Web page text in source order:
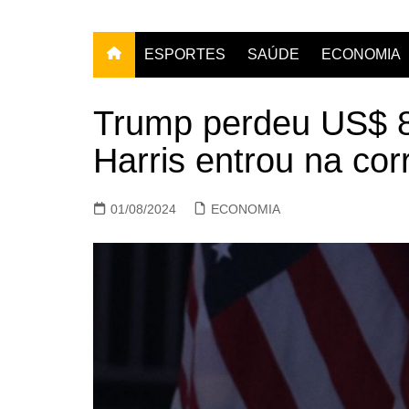
ESPORTES SAÚDE ECONOMIA
Trump perdeu US$
Harris entrou na
01/08/2024 ECONOMIA